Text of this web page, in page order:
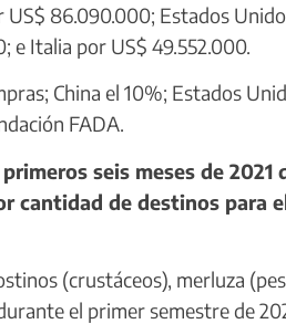
86.090.000; Estados
e Italia por US$ 49.552.000.
China el 10%; Estados
FADA.
seis meses de 2021
cantidad de destinos para
(crustáceos), merluza
el primer semestre de